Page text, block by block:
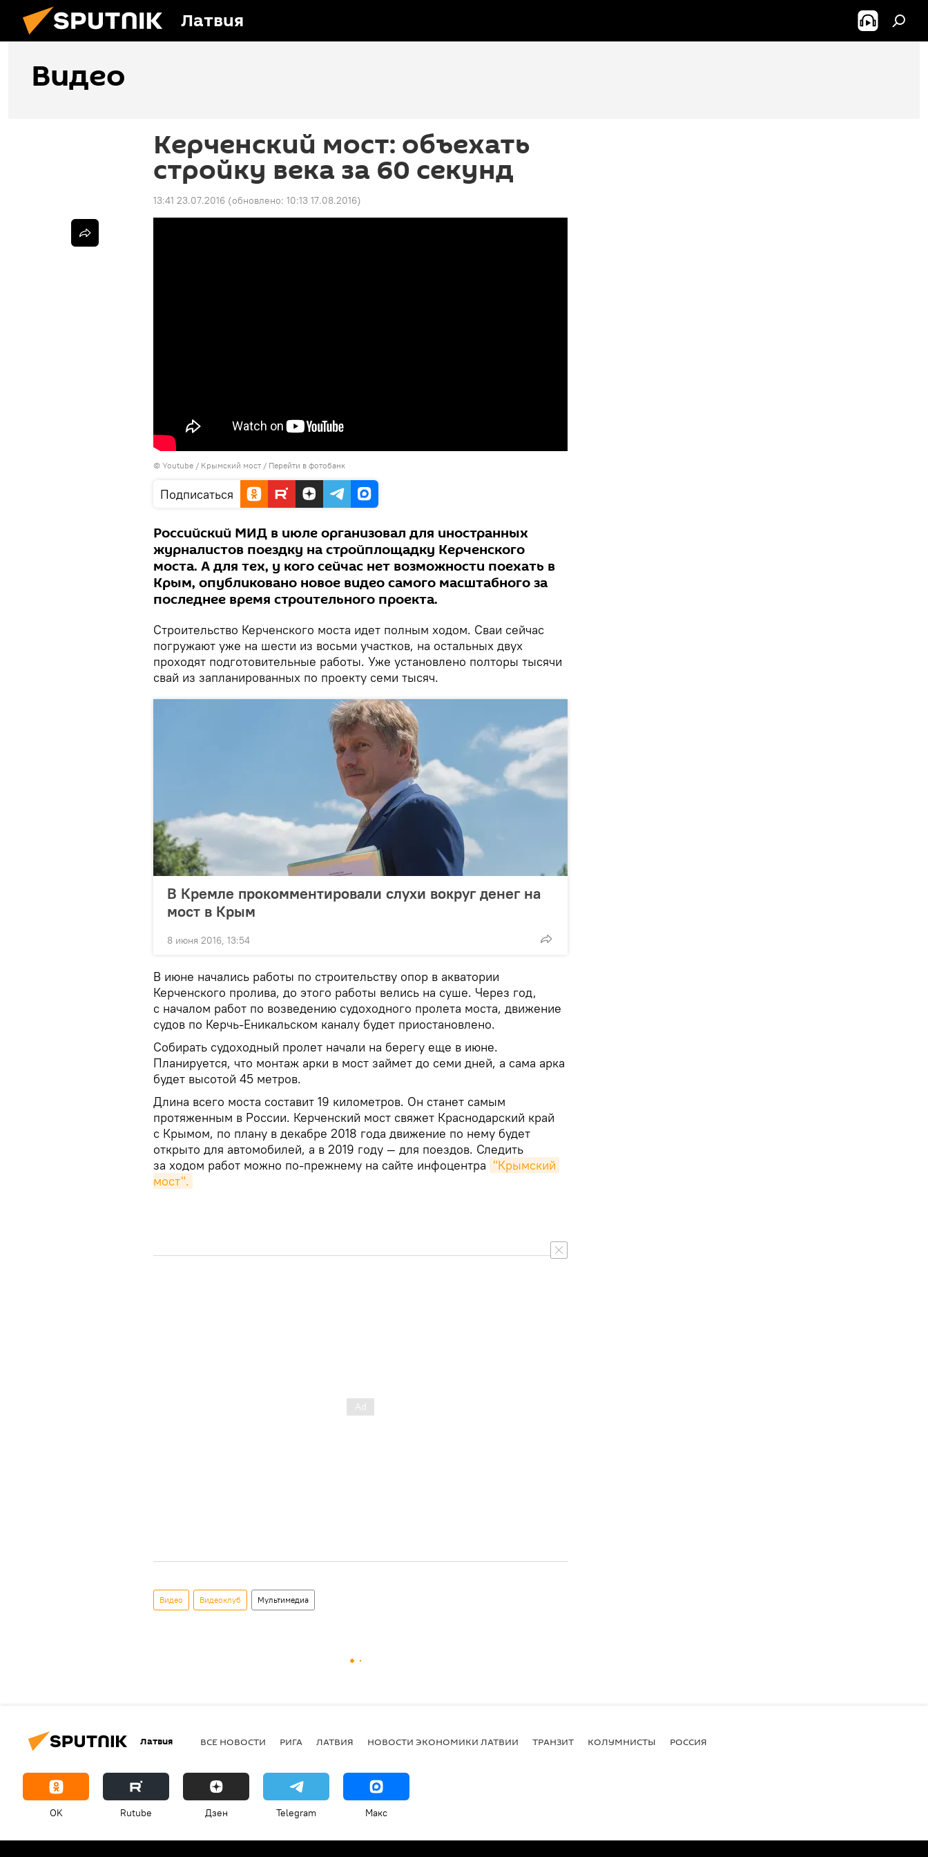
Латвия
Видео
Керченский мост: объехать
стройку века за 60 секунд
13:41 23.07.2016 (обновлено: 10:13 17.08.2016)
© Youtube / Крымский мост / Перейти в фотобанк
Подписаться
Российский МИД в июле организовал для иностранных
журналистов поездку на стройплощадку Керченского
моста. А для тех, у кого сейчас нет возможности поехать в
Крым, опубликовано новое видео самого масштабного за
последнее время строительного проекта.
Строительство Керченского моста идет полным ходом. Сваи сейчас
погружают уже на шести из восьми участков, на остальных двух
проходят подготовительные работы. Уже установлено полторы тысячи
свай из запланированных по проекту семи тысяч.
В Кремле прокомментировали слухи вокруг денег на
мост в Крым
8 июня 2016, 13:54
В июне начались работы по строительству опор в акватории
Керченского пролива, до этого работы велись на суше. Через год,
с началом работ по возведению судоходного пролета моста, движение
судов по Керчь-Еникальском каналу будет приостановлено.
Собирать судоходный пролет начали на берегу еще в июне.
Планируется, что монтаж арки в мост займет до семи дней, а сама арка
будет высотой 45 метров.
Длина всего моста составит 19 километров. Он станет самым
протяженным в России. Керченский мост свяжет Краснодарский край
с Крымом, по плану в декабре 2018 года движение по нему будет
открыто для автомобилей, а в 2019 году — для поездов. Следить
за ходом работ можно по-прежнему на сайте инфоцентра "Крымский
мост".
Видео Видеоклуб Мультимедиа
Латвия ВСЕ НОВОСТИ РИГА ЛАТВИЯ НОВОСТИ ЭКОНОМИКИ ЛАТВИИ ТРАНЗИТ КОЛУМНИСТЫ РОССИЯ
OK Rutube Дзен Telegram Макс